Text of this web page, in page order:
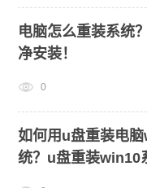
电脑怎么重装系统
净安装！
0
如何用u盘重装电
统？u盘重装win10